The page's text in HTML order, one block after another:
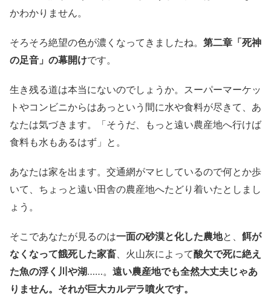
かわかりません。
そろそろ絶望の色が濃くなってきましたね。 第二章「死神
の足音」の幕開けです。
生き残る道は本当にないのでしょうか。スーパーマーケッ
トやコンビニからはあっという間に水や食料が尽きて、あ
なたは気づきます。「そうだ、もっと遠い農産地へ行けば
食料も水もあるはず」と。
あなたは家を出ます。交通網がマヒしているので何とか歩
いて、ちょっと遠い田舎の農産地へたどり着いたとしまし
ょう。
そこであなたが見るのは一面の砂漠と化した農地と、 餌が
なくなって餓死した家畜、火山灰によって酸欠で死に絶え
た魚の浮く川や湖……。 遠い農産地でも全然大丈夫じゃあ
りません。それが巨大カルデラ噴火です。